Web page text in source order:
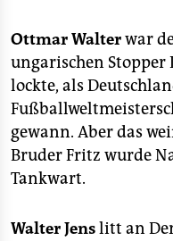
epaper login
Ottmar Walterwar
ungarischen Stopper
lockte, als
gewann. Aber das
Bruder Fritz wurde
Tankwart.
Walter Jenslitt an